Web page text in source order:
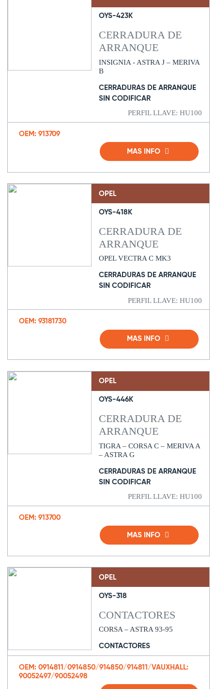
OYS-423K
CERRADURA DE
ARRANQUE
INSIGNIA - ASTRA J – MERIVA
B
CERRADURAS DE ARRANQUE
SIN CODIFICAR
PERFIL LLAVE: HU100
OEM: 913709
MAS INFO
OPEL
OYS-418K
CERRADURA DE
ARRANQUE
OPEL VECTRA C MK3
CERRADURAS DE ARRANQUE
SIN CODIFICAR
PERFIL LLAVE: HU100
OEM: 93181730
MAS INFO
OPEL
OYS-446K
CERRADURA DE
ARRANQUE
TIGRA – CORSA C – MERIVA A
– ASTRA G
CERRADURAS DE ARRANQUE
SIN CODIFICAR
PERFIL LLAVE: HU100
OEM: 913700
MAS INFO
OPEL
OYS-318
CONTACTORES
CORSA – ASTRA 93-95
CONTACTORES
OEM: 0914811/0914850/914850/914811/VAUXHALL:
90052497/90052498